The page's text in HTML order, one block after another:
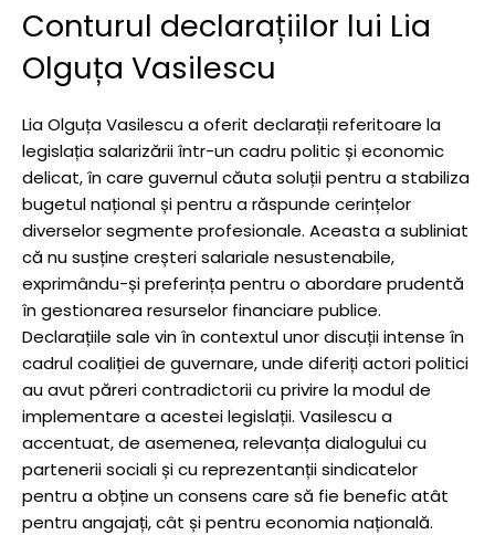
Conturul declarațiilor lui Lia
Olguța Vasilescu
Lia Olguța Vasilescu a oferit declarații referitoare la
legislația salarizării într-un cadru politic și economic
delicat, în care guvernul căuta soluții pentru a stabiliza
bugetul național și pentru a răspunde cerințelor
diverselor segmente profesionale. Aceasta a subliniat
că nu susține creșteri salariale nesustenabile,
exprimându-și preferința pentru o abordare prudentă
în gestionarea resurselor financiare publice.
Declarațiile sale vin în contextul unor discuții intense în
cadrul coaliției de guvernare, unde diferiți actori politici
au avut păreri contradictorii cu privire la modul de
implementare a acestei legislații. Vasilescu a
accentuat, de asemenea, relevanța dialogului cu
partenerii sociali și cu reprezentanții sindicatelor
pentru a obține un consens care să fie benefic atât
pentru angajați, cât și pentru economia națională.